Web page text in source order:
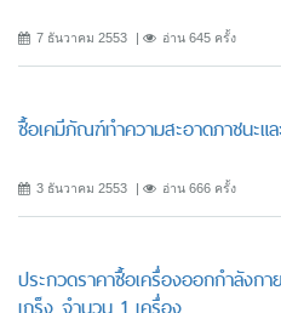
7 ธันวาคม 2553 อ่าน 645 ครั้ง
ซื้อเคมีภัณฑ์ทำความสะอาดภาชนะ
3 ธันวาคม 2553 อ่าน 666 ครั้ง
ประกวดราคาซื้อเครื่องออกกำลังก